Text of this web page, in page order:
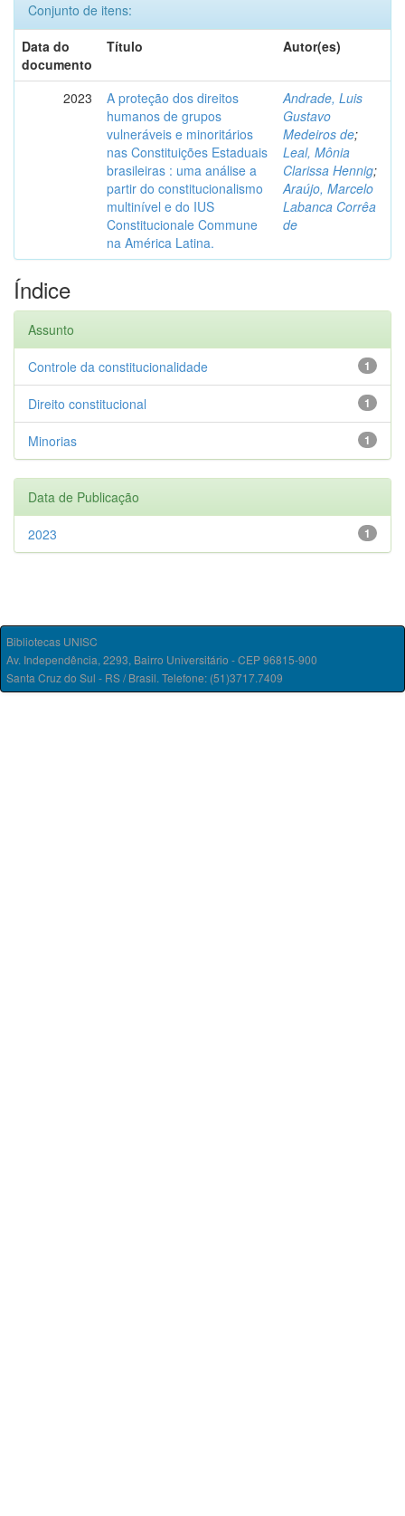
Conjunto de itens:
Data do
documento
Título Autor(es)
2023
A proteção dos direitos
humanos de grupos
vulneráveis e minoritários
nas Constituições Estaduais
brasileiras : uma análise a
partir do constitucionalismo
multinível e do IUS
Constitucionale Commune
na América Latina.
Andrade, Luis
Gustavo
Medeiros de;
Leal, Mônia
Clarissa Hennig;
Araújo, Marcelo
Labanca Corrêa
de
Índice
Assunto
1
Controle da constitucionalidade
1
Direito constitucional
1
Minorias
Data de Publicação
1
2023
Bibliotecas UNISC
Av. Independência, 2293, Bairro Universitário - CEP 96815-900
Santa Cruz do Sul - RS / Brasil. Telefone: (51)3717.7409